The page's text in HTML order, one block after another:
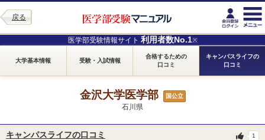
戻る
医学部受験情報サイト 利用者数No.1※
大学基本情報 受験・入試情報
合格するための
口コミ
キャンパスライフの
口コミ
金沢大学医学部 国公立
石川県
キャンパスライフの口コミ 1